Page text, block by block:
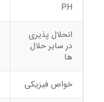
PH
انحلال پذیری
در سایر حلال
ها
خواص فیزیکی